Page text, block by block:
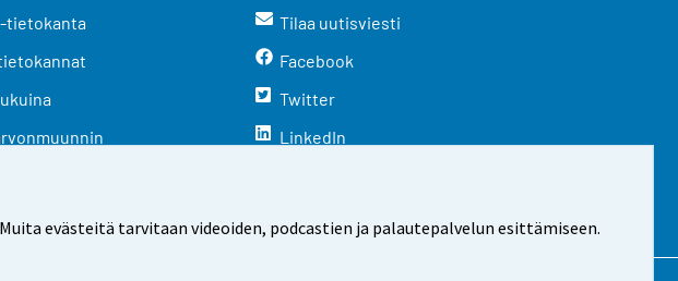
evästeitä tarvitaan videoiden, podcastien ja palautepalvelun esittämiseen.
tietokanta
Tilaa uutisviesti
Facebook
Twitter
LinkedIn